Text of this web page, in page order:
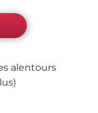
alentours